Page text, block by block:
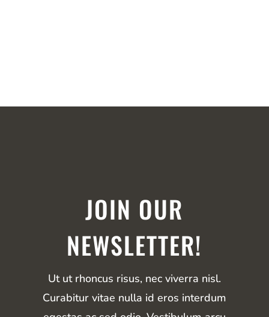
JOIN OUR
NEWSLETTER!
Ut ut rhoncus risus, nec viverra nisl.
Curabitur vitae nulla id eros interdum